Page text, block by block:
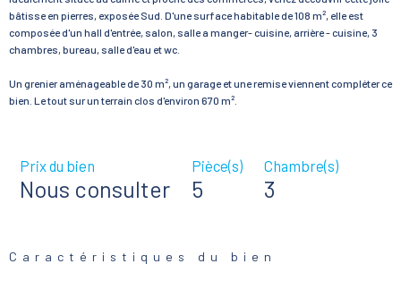
bâtisse en pierres, exposée Sud. D'une surface habitable de 108 m², elle est
composée d'un hall d'entrée, salon, salle a manger- cuisine, arrière - cuisine, 3
chambres, bureau, salle d'eau et wc.
Un grenier aménageable de 30 m², un garage et une remise viennent compléter ce
bien. Le tout sur un terrain clos d'environ 670 m².
Prix du bien
Nous consulter
Pièce(s)
5
Chambre(s)
3
Caractéristiques du bien